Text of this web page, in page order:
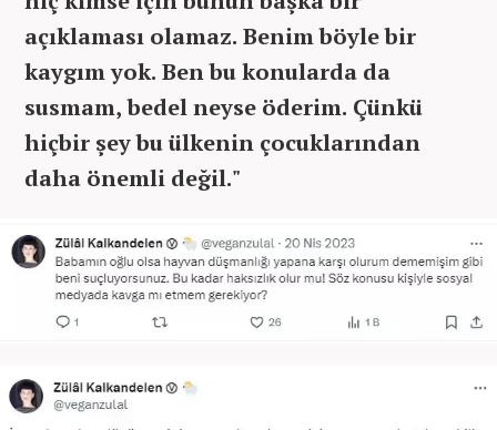
açıklaması olamaz. Benim böyle bir
kaygım yok. Ben bu konularda da
susmam, bedel neyse öderim. Çünkü
hiçbir şey bu ülkenin çocuklarından
daha önemli değil."